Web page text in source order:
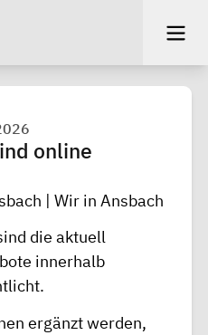
online
| Wir in Ansbach
die aktuell
innerhalb
ergänzt werden,